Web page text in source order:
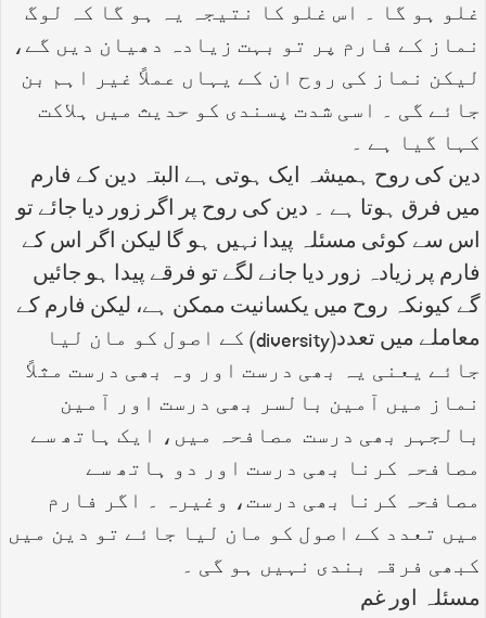
غلو ہو گا ۔ اس غلو کا نتیجہ یہ ہو گا کہ لوگ
نماز کے فارم پر تو بہت زیادہ دھیان دیں گے،
لیکن نماز کی روح ان کے یہاں عملاً غیر اہم بن
جائے گی ۔ اسی شدت پسندی کو حدیث میں ہلاکت
کہا گیا ہے ۔
دین کی روح ہمیشہ ایک ہوتی ہے البتہ دین کے فارم
میں فرق ہوتا ہے ۔ دین کی روح پر اگر زور دیا جائے تو
اس سے کوئی مسئلہ پیدا نہیں ہو گا لیکن اگر اس کے
فارم پر زیادہ زور دیا جانے لگے تو فرقے پیدا ہو جائیں
گے کیونکہ روح میں یکسانیت ممکن ہے، لیکن فارم کے
معاملے میں تعدد(diversity) کے اصول کو مان لیا
جائے یعنی یہ بھی درست اور وہ بھی درست مثلاً
نماز میں آمین بالسر بھی درست اور آمین
بالجہر بھی درست مصافحہ میں، ایک ہاتھ سے
مصافحہ کرنا بھی درست اور دو ہاتھ سے
مصافحہ کرنا بھی درست، وغیرہ ۔ اگر فارم
میں تعدد کے اصول کو مان لیا جائے تو دین میں
کبھی فرقہ بندی نہیں ہو گی ۔
مسئلہ اور غم